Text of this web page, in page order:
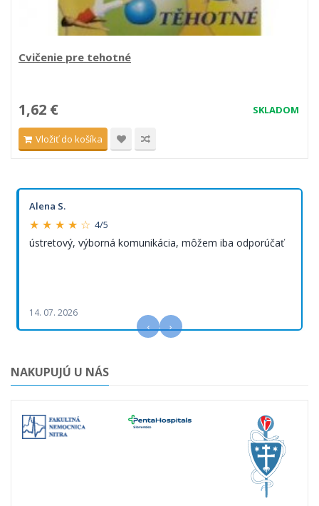
Cvičenie pre tehotné
SKLADOM
1,62 €
Vložiť do košíka
Alena S.
★ ★ ★ ★ ☆ 4/5
ústretový, výborná komunikácia, môžem iba odporúčať
14. 07. 2026
‹ ›
NAKUPUJÚ U NÁS